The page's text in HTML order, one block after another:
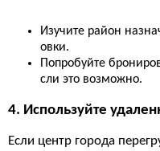
Изучите район
овки.
Попробуйте
сли это возможно.
4. Используйте
Если центр города